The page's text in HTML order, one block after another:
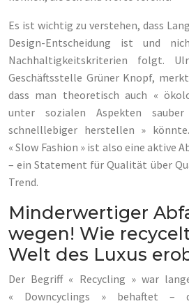
Es ist wichtig zu verstehen, dass
Design-Entscheidung ist und
Nachhaltigkeitskriterien folgt.
Geschäftsstelle Grüner Knopf,
dass man theoretisch auch «
unter sozialen Aspekten
schnelllebiger herstellen »
« Slow Fashion » ist also eine aktive
– ein Statement für Qualität über
Trend.
Minderwertiger
wegen! Wie
Welt des Luxus
Der Begriff « Recycling » war
« Downcyclings » behaftet –